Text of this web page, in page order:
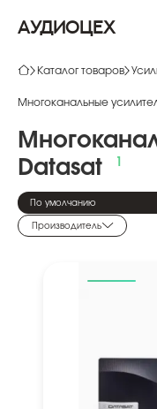
АУДИОЦЕХ
Каталог товаров
Многоканальные
Datasat
Производитель
По умолчанию